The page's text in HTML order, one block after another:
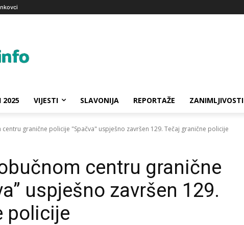
2025 VIJESTI SLAVONIJA REPORTAŽE ZANIMLJIVOSTI
granične policije "Spačva" uspješno završen 129. Tečaj granične policije
centru granične
uspješno završen 129.
policije